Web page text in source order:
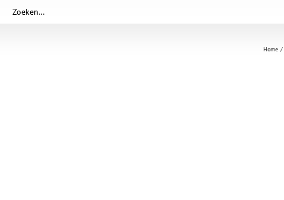
Zoeken…
Home